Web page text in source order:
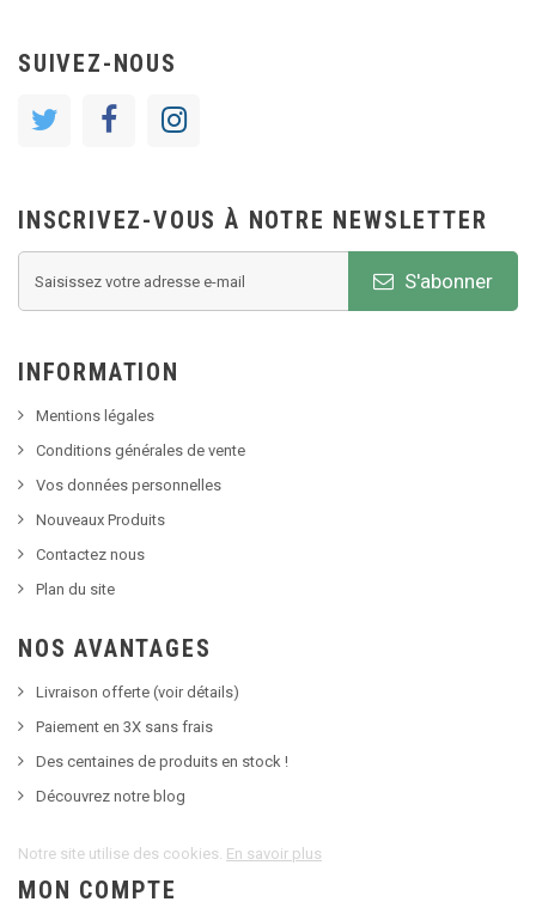
SUIVEZ-NOUS
INSCRIVEZ-VOUS À NOTRE NEWSLETTER
S'abonner
INFORMATION
Mentions légales
Conditions générales de vente
Vos données personnelles
Nouveaux Produits
Contactez nous
Plan du site
NOS AVANTAGES
Livraison offerte (voir détails)
Paiement en 3X sans frais
Des centaines de produits en stock !
Découvrez notre blog
Notre site utilise des cookies. En savoir plus
MON COMPTE